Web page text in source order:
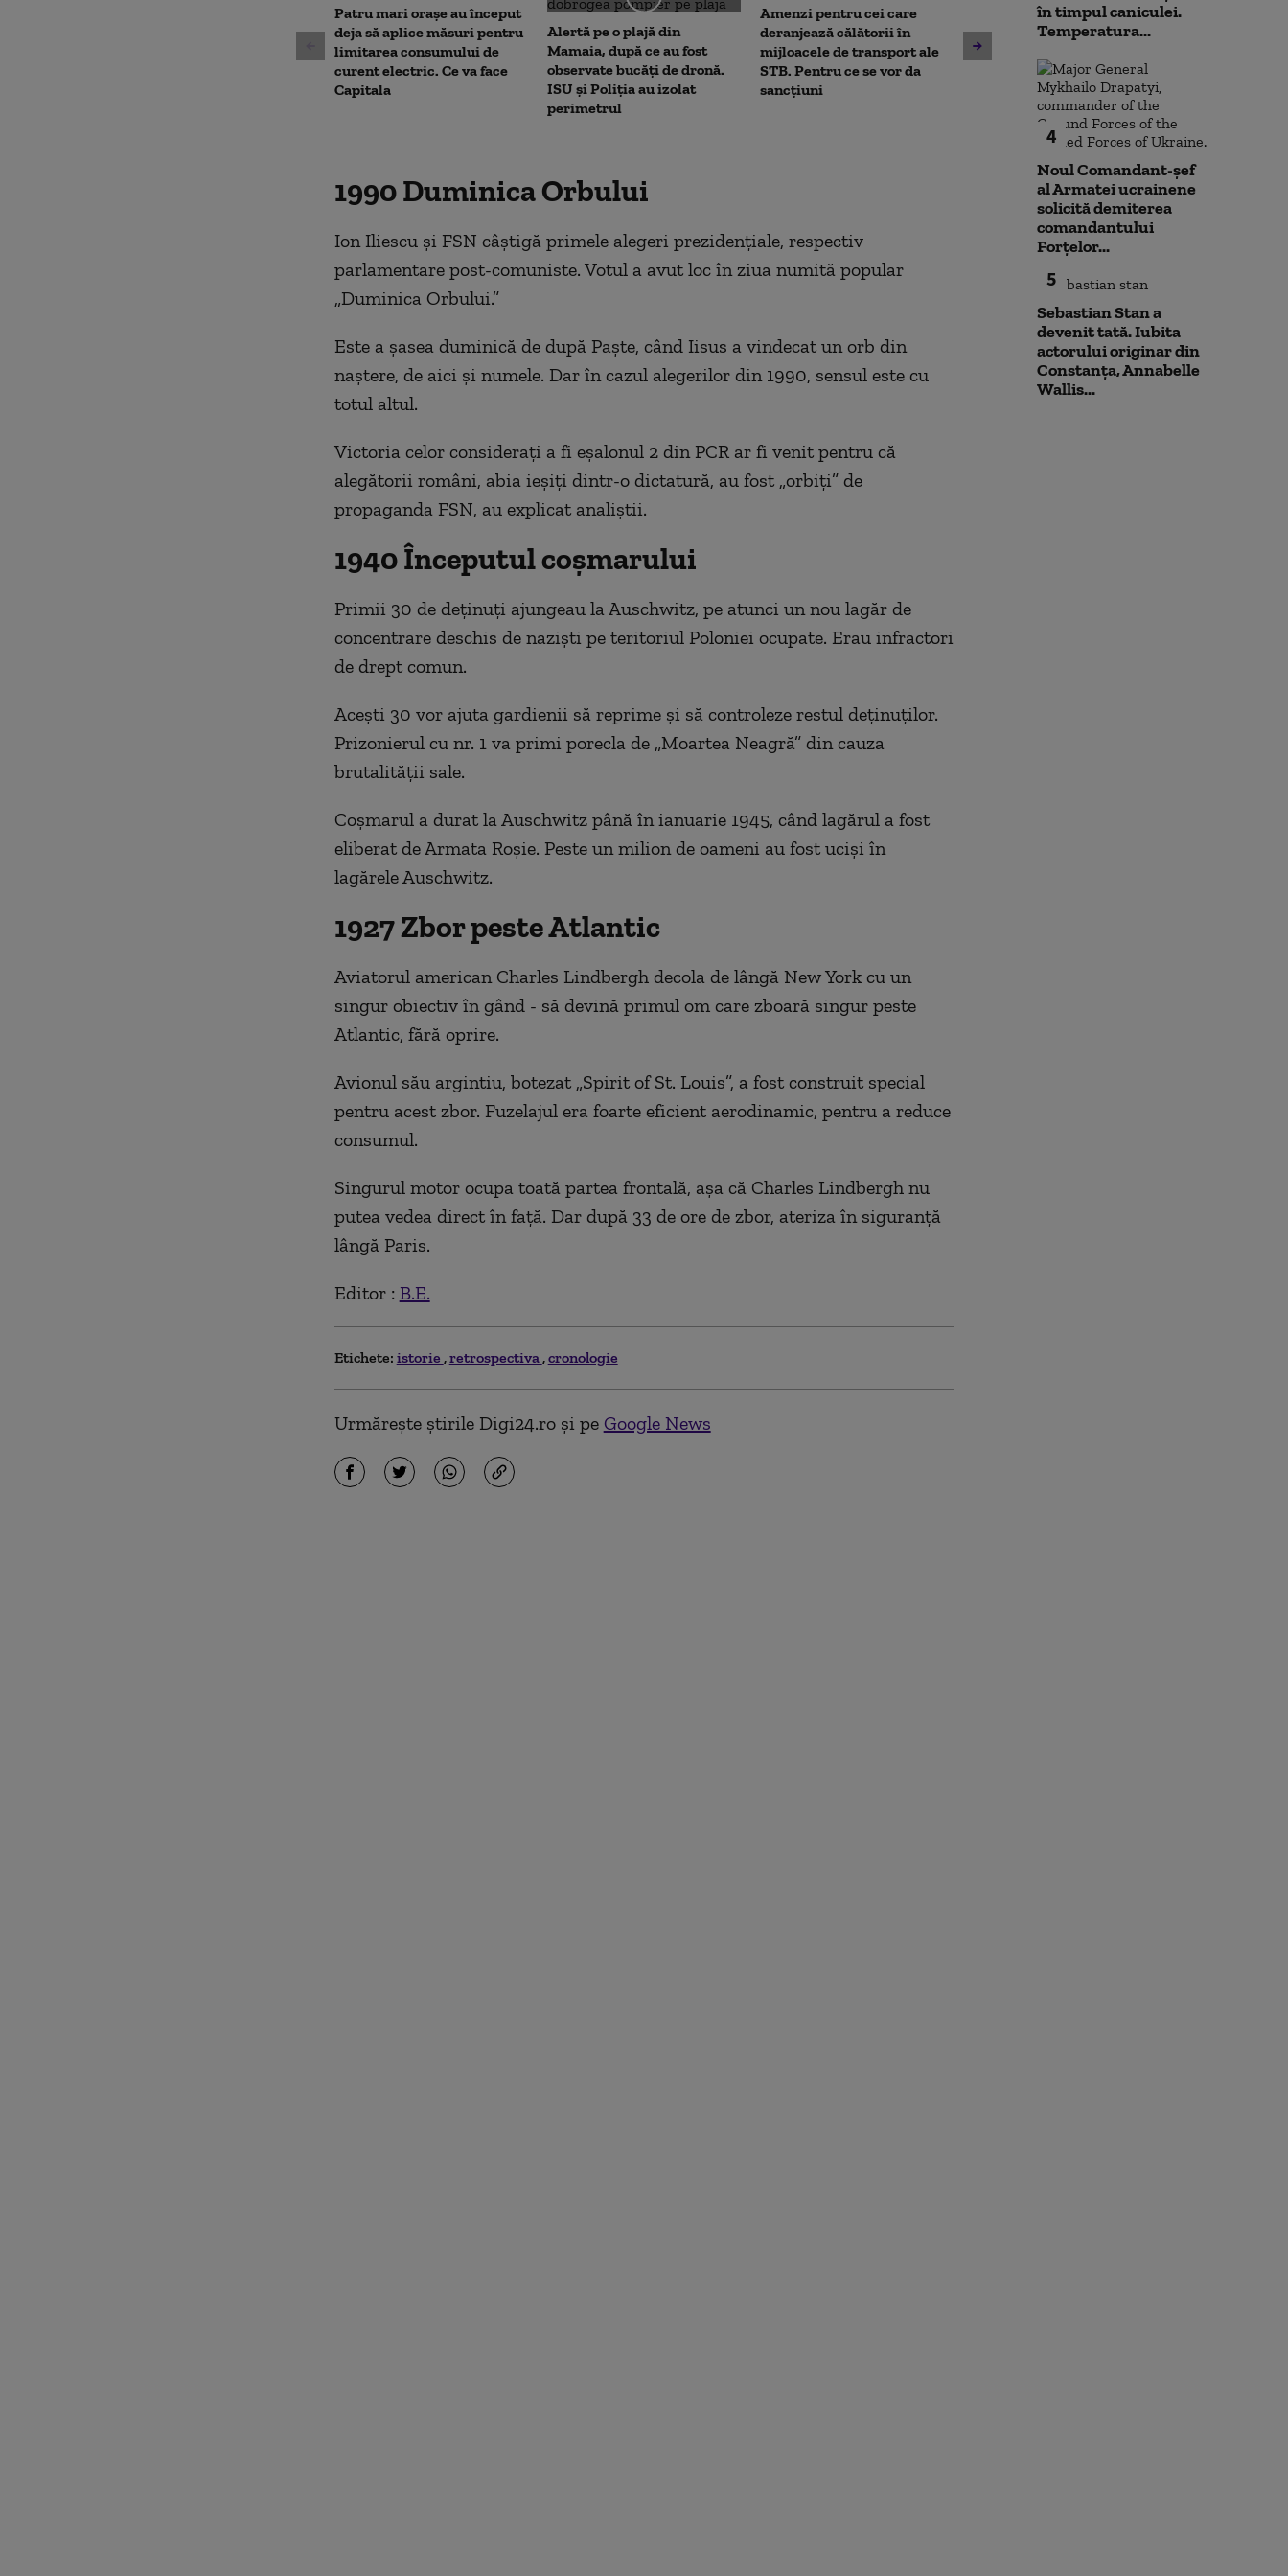
90%
Patru mari orașe au început
deja să aplice măsuri pentru
limitarea consumului de
curent electric. Ce va face
Capitala
Alertă pe o plajă din
Mamaia, după ce au fost
observate bucăți de dronă.
ISU și Poliția au izolat
perimetrul
Amenzi pentru cei care
deranjează călătorii în
mijloacele de transport ale
STB. Pentru ce se vor da
sancțiuni
Un asistent medical din SUA
pune la pământ un pacient
violent. Ce nu a știut
bărbatul agresiv atunci când
1990 Duminica Orbului
Ion Iliescu și FSN câștigă primele alegeri prezidențiale, respectiv
parlamentare post-comuniste. Votul a avut loc în ziua numită popular
„Duminica Orbului.”
Este a șasea duminică de după Paște, când Iisus a vindecat un orb din
naștere, de aici și numele. Dar în cazul alegerilor din 1990, sensul este cu
totul altul.
Victoria celor considerați a fi eșalonul 2 din PCR ar fi venit pentru că
alegătorii români, abia ieșiți dintr-o dictatură, au fost „orbiți” de
propaganda FSN, au explicat analiștii.
1940 Începutul coșmarului
Primii 30 de deținuți ajungeau la Auschwitz, pe atunci un nou lagăr de
concentrare deschis de naziști pe teritoriul Poloniei ocupate. Erau infractori
de drept comun.
Acești 30 vor ajuta gardienii să reprime și să controleze restul deținuților.
Prizonierul cu nr. 1 va primi porecla de „Moartea Neagră” din cauza
brutalității sale.
Coșmarul a durat la Auschwitz până în ianuarie 1945, când lagărul a fost
eliberat de Armata Roșie. Peste un milion de oameni au fost uciși în
lagărele Auschwitz.
1927 Zbor peste Atlantic
Aviatorul american Charles Lindbergh decola de lângă New York cu un
singur obiectiv în gând - să devină primul om care zboară singur peste
Atlantic, fără oprire.
Avionul său argintiu, botezat „Spirit of St. Louis”, a fost construit special
pentru acest zbor. Fuzelajul era foarte eficient aerodinamic, pentru a reduce
consumul.
Singurul motor ocupa toată partea frontală, așa că Charles Lindbergh nu
putea vedea direct în față. Dar după 33 de ore de zbor, ateriza în siguranță
lângă Paris.
Editor : B.E.
Etichete: istorie retrospectiva cronologie
Urmărește știrile Digi24.ro și pe Google News
în timpul caniculei.
Temperatura...
4
Noul Comandant-șef
al Armatei ucrainene
solicită demiterea
comandantului
Forțelor...
5
Sebastian Stan a
devenit tată. Iubita
actorului originar din
Constanța, Annabelle
Wallis...